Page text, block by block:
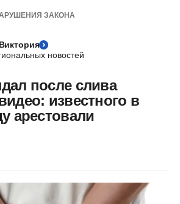
ЗАКОНА
новостей
после слива
известного в
арестовали